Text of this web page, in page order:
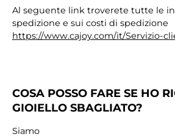
Al seguente link troverete tutte le
spedizione e sui costi di spedizione
https://www.cajoy.com/it/Servizio-
COSA POSSO FARE SE HO
GIOIELLO SBAGLIATO?
Siamo